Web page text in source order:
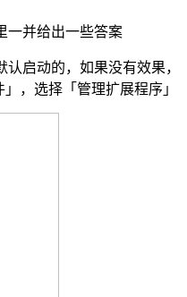
一并给出一些答案
启动的，如果没有效果，
，选择「管理扩展程序」